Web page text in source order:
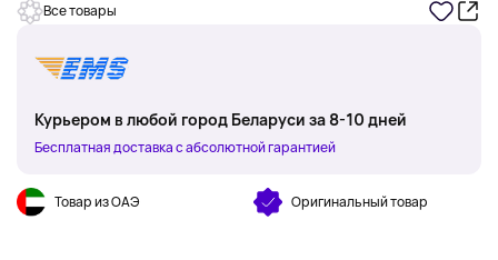
Все товары
Курьером в любой город Беларуси за 8-10 дней
Бесплатная доставка с абсолютной гарантией
Товар из ОАЭ Оригинальный товар